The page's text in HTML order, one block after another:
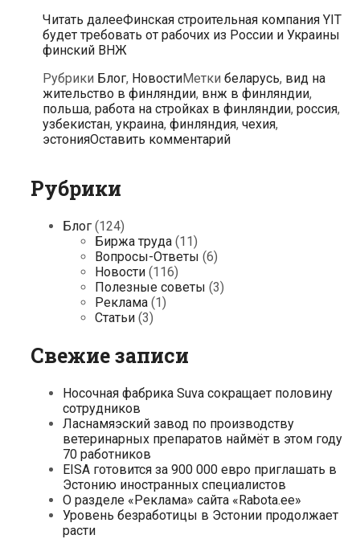
Читать далееФинская строительная компания YIT
будет требовать от рабочих из России и Украины
финский ВНЖ
Рубрики Блог, НовостиМетки беларусь, вид на
жительство в финляндии, внж в финляндии,
польша, работа на стройках в финляндии, россия,
узбекистан, украина, финляндия, чехия,
эстонияОставить комментарий
Рубрики
Блог (124)
Биржа труда (11)
Вопросы-Ответы (6)
Новости (116)
Полезные советы (3)
Реклама (1)
Статьи (3)
Свежие записи
Носочная фабрика Suva сокращает половину
сотрудников
Ласнамяэский завод по производству
ветеринарных препаратов наймёт в этом году
70 работников
EISA готовится за 900 000 евро приглашать в
Эстонию иностранных специалистов
О разделе «Реклама» сайта «Rabota.ee»
Уровень безработицы в Эстонии продолжает
расти